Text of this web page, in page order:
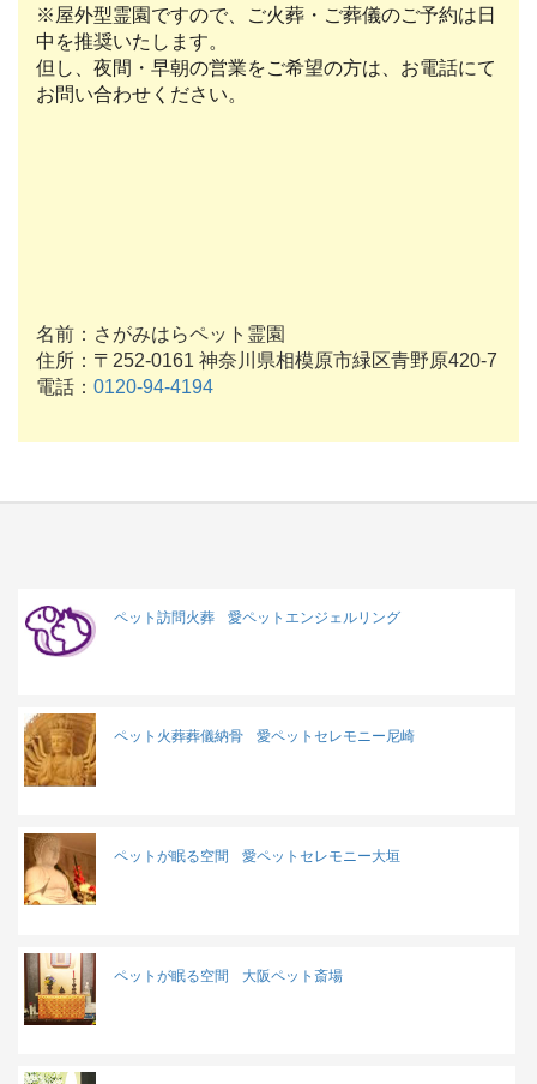
※屋外型霊園ですので、ご火葬・ご葬儀のご予約は日
中を推奨いたします。
但し、夜間・早朝の営業をご希望の方は、お電話にて
お問い合わせください。
名前：さがみはらペット霊園
住所：〒252-0161 神奈川県相模原市緑区青野原420-7
電話： 0120-94-4194
ペット訪問火葬 愛ペットエンジェルリング
ペット火葬葬儀納骨 愛ペットセレモニー尼崎
ペットが眠る空間 愛ペットセレモニー大垣
ペットが眠る空間 大阪ペット斎場